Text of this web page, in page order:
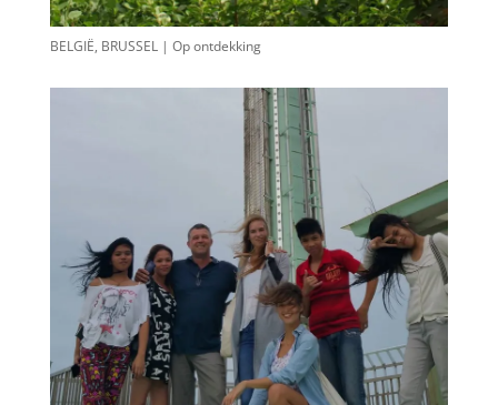
BELGIË, BRUSSEL | Op ontdekking